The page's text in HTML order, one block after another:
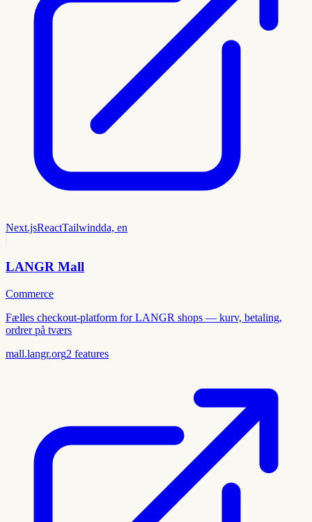
Next.jsReactTailwindda, en
LANGR Mall
Commerce
Fælles checkout-platform for LANGR shops — kurv, betaling,
ordrer på tværs
mall.langr.org2 features